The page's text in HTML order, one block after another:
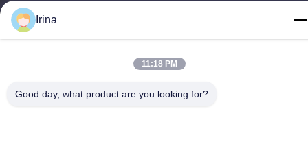
Tel.
86-020-3156-0583
Irina
11:18 PM
Good day, what product are you looking for?